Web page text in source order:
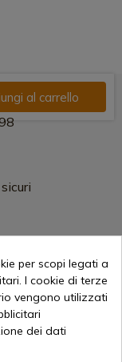
al carrello
per scopi legati a
I cookie di terze
vengono utilizzati
dei dati